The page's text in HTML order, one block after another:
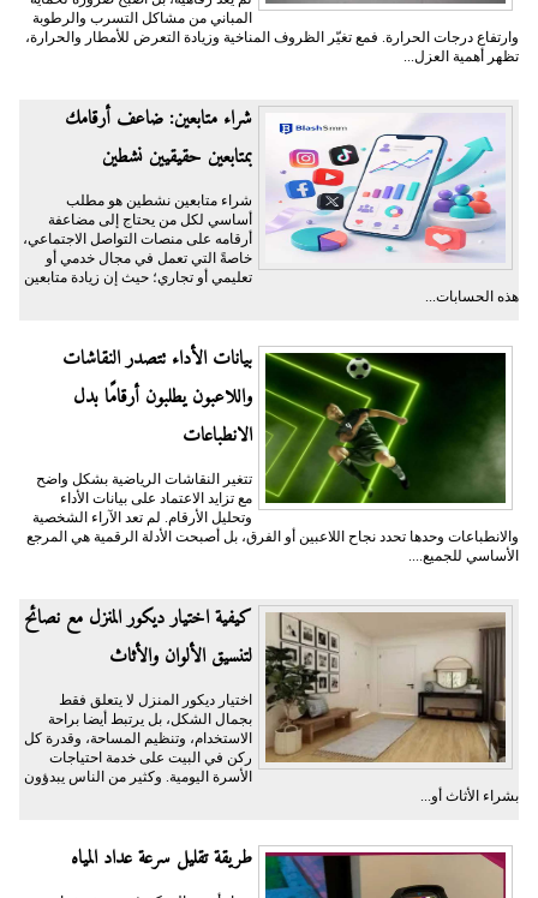
المباني من مشاكل التسرب والرطوبة
وارتفاع درجات الحرارة. فمع تغيّر الظروف المناخية وزيادة التعرض للأمطار والحرارة،
تظهر أهمية العزل...
شراء متابعين: ضاعف أرقامك
بمتابعين حقيقيين نشطين
شراء متابعين نشطين هو مطلب
أساسي لكل من يحتاج إلى مضاعفة
أرقامه على منصات التواصل الاجتماعي،
خاصةً التي تعمل في مجال خدمي أو
تعليمي أو تجاري؛ حيث إن زيادة متابعين
هذه الحسابات...
بيانات الأداء تتصدر النقاشات
واللاعبون يطلبون أرقامًا بدل
الانطباعات
تتغير النقاشات الرياضية بشكل واضح
مع تزايد الاعتماد على بيانات الأداء
وتحليل الأرقام. لم تعد الآراء الشخصية
والانطباعات وحدها تحدد نجاح اللاعبين أو الفرق، بل أصبحت الأدلة الرقمية هي المرجع
الأساسي للجميع....
كيفية اختيار ديكور المنزل مع نصائح
لتنسيق الألوان والأثاث
اختيار ديكور المنزل لا يتعلق فقط
بجمال الشكل، بل يرتبط أيضا براحة
الاستخدام، وتنظيم المساحة، وقدرة كل
ركن في البيت على خدمة احتياجات
الأسرة اليومية. وكثير من الناس يبدؤون
بشراء الأثاث أو...
طريقة تقليل سرعة عداد المياه